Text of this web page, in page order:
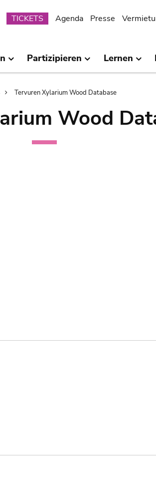
Submenu
TICKETS Agenda Presse
Partizipieren Lernen
Tervuren Xylarium Wood Database
Wood